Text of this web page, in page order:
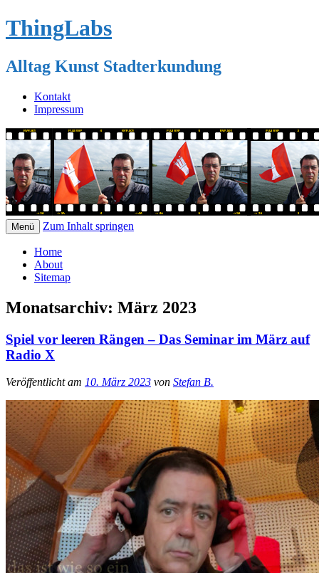
ThingLabs
Alltag Kunst Stadterkundung
Kontakt
Impressum
Menü Zum Inhalt springen
Home
About
Sitemap
Monatsarchiv: März 2023
Spiel vor leeren Rängen – Das Seminar im März auf
Radio X
Veröffentlicht am 10. März 2023 von Stefan B.